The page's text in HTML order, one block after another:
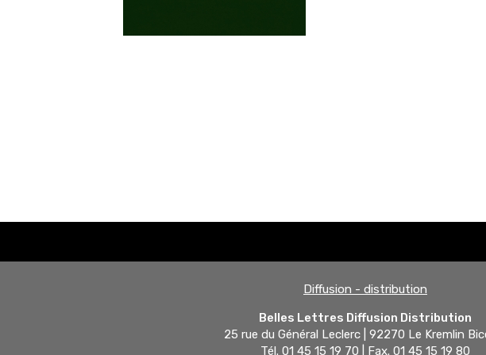
Diffusion - distribution
Belles Lettres Diffusion Distribution
25 rue du Général Leclerc | 92270 Le Kremlin
Tél. 01 45 15 19 70 | Fax. 01 45 15 19 80